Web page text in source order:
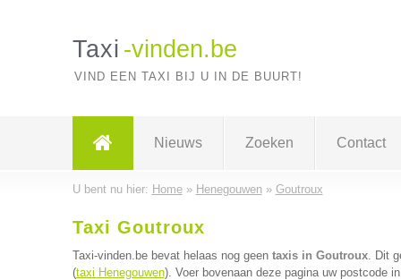
Taxi -vinden.be
VIND EEN TAXI BIJ U IN DE BUURT!
Nieuws Zoeken Contact
U bent nu hier: Home» Henegouwen» Goutroux
Taxi Goutroux
Taxi-vinden.be bevat helaas nog geen taxis in Goutroux. Dit
(taxi Henegouwen). Voer bovenaan deze pagina uw postcode